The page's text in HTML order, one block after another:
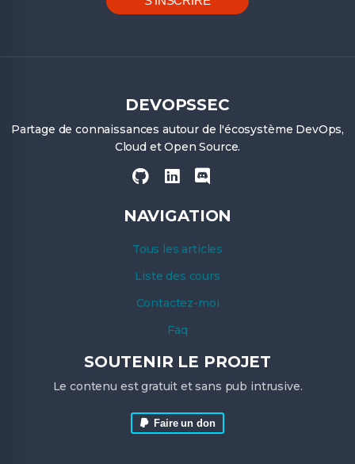
DEVOPSSEC
Partage de connaissances autour de l'écosystème DevOps,
Cloud et Open Source.
NAVIGATION
Tous les articles
Liste des cours
Contactez-moi
Faq
SOUTENIR LE PROJET
Le contenu est gratuit et sans pub intrusive.
Faire un don